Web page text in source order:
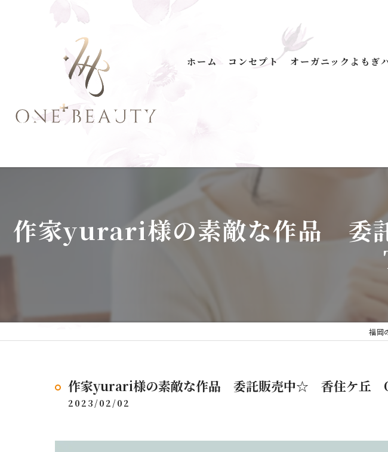
ホーム コンセプト
洗剤
オーガニックよもぎ
作家yurari様の素敵な作品
福岡
作家yurari様の素敵な作品 委託販売中☆ 香住ケ丘
2023/02/02